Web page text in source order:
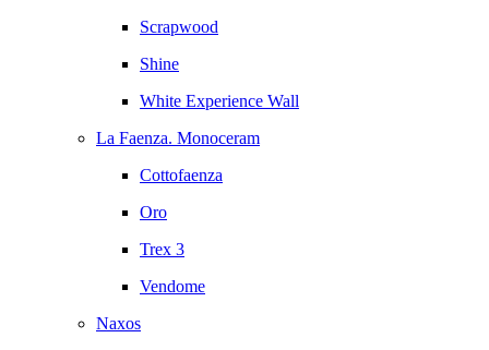
Scrapwood
Shine
White Experience Wall
La Faenza. Monoceram
Cottofaenza
Oro
Trex 3
Vendome
Naxos